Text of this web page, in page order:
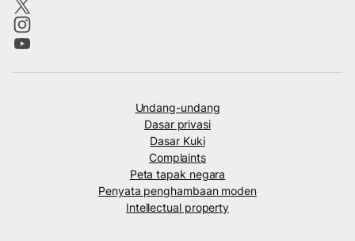
Undang-undang
Dasar privasi
Dasar Kuki
Complaints
Peta tapak negara
Penyata penghambaan moden
Intellectual property